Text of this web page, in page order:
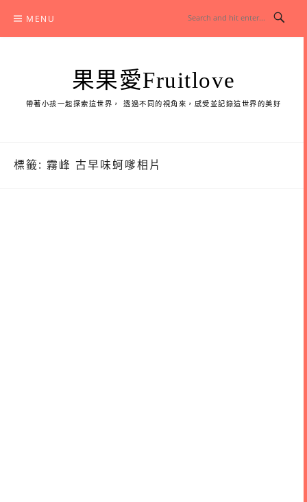
content
MENU
果果愛Fruitlove
帶著小孩一起探索這世界， 透過不同的視角來，感受並記錄這世界的美好
標籤: 霧峰 古早味蚵嗲相片